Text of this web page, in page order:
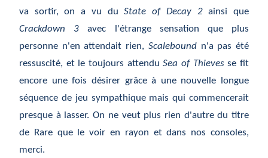
va sortir, on a vu duState of Decay 2ainsi que
Crackdown 3 avec l'étrangesensation que plus
personne n'en attendait rien, Scaleboundn'a pas été
ressuscité, et le toujours attenduSea of Thievesse fit
encore une fois désirergrâce à une nouvelle longue
séquence de jeu sympathique mais qui commencerait
presque à lasser. On ne veut plus rien d'autre du titre
de Rare que le voir en rayon et dans nos consoles,
merci.